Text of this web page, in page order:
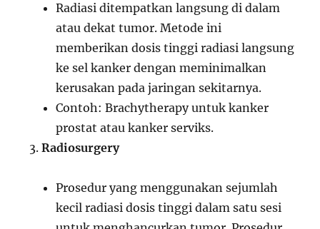
Radiasi ditempatkan langsung di dalam
atau dekat tumor. Metode ini
memberikan dosis tinggi radiasi langsung
ke sel kanker dengan meminimalkan
kerusakan pada jaringan sekitarnya.
Contoh: Brachytherapy untuk kanker
prostat atau kanker serviks.
Radiosurgery
Prosedur yang menggunakan sejumlah
kecil radiasi dosis tinggi dalam satu sesi